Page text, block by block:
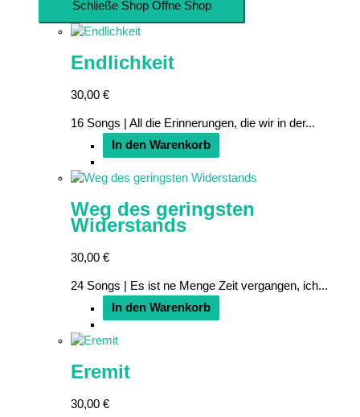
Schließe Shop Öffne Shop
Endlichkeit
30,00 €
16 Songs | All die Erinnerungen, die wir in der...
In den Warenkorb
Weg des geringsten
Widerstands
30,00 €
24 Songs | Es ist ne Menge Zeit vergangen, ich...
In den Warenkorb
Eremit
30,00 €